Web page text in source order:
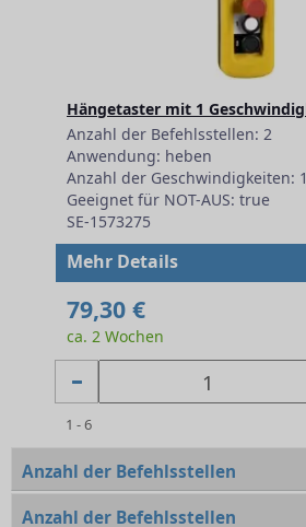
Anzahl der Befehlsstellen: 2
Anwendung: heben
Anzahl der Geschwindigkeiten: 1
Geeignet für NOT-AUS: true
SE-1573275
Mehr Details
79,30 €
ca. 2 Wochen
1 - 6
Anzahl der Befehlsstellen
Anzahl der Befehlsstellen